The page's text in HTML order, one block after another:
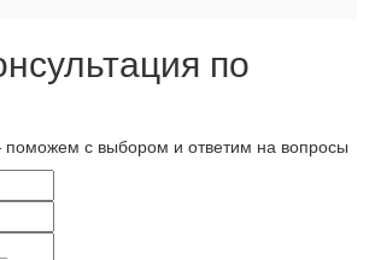
по
поможем с выбором и ответим на вопросы